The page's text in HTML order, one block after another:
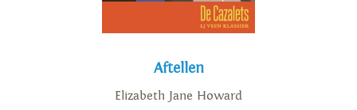
Aftellen
Elizabeth Jane Howard